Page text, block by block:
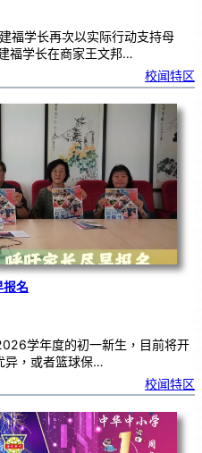
福学长再次以实际行动支持母
福学长在商家王文邦…
校闻特区
报名
学年度的初一新生，目前将开
异，或者篮球保…
校闻特区